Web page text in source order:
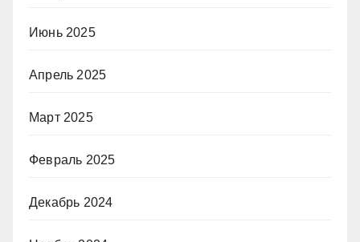
Июнь 2025
Апрель 2025
Март 2025
Февраль 2025
Декабрь 2024